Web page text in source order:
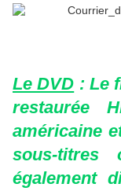
Le DVD : Le
restaurée
américaine
sous-titres
également